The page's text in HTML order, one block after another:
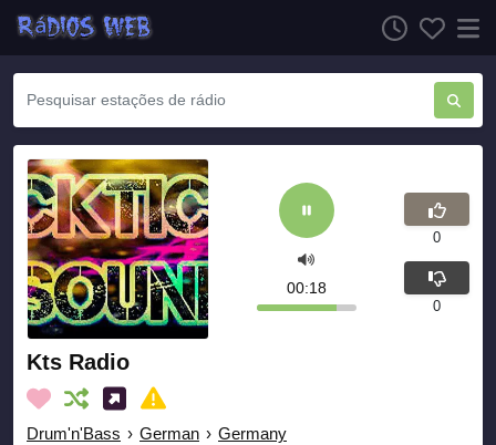
Kts Radio
Drum'n'Bass › German › Germany
00:18
0
0